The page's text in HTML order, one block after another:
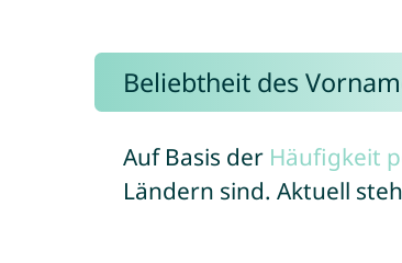
Beliebtheit des
Auf Basis der Häufigkeit
Ländern sind. Aktuell